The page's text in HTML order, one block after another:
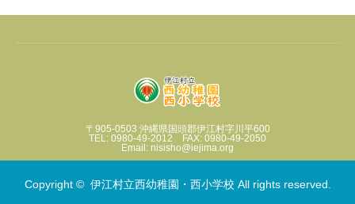
〒905-0503 沖縄県国頭郡伊江村字川平600
TEL: 0980-49-2012 FAX: 0980-49-2050
Email: nisisho@iejima.org
Copyright © 伊江村立西幼稚園・西小学校 All rights reserved.